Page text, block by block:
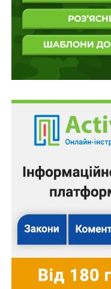
Lexus RX300 2019
дітьми проживають у
громадянка
Читайте також:
за нами…
Додав, що обшуків
повідомляли ЗМІ, в
му. Його
зернового
придуманий жовтою
звільнився з
концепцію її
Відпочинок в
Другий кандидат за